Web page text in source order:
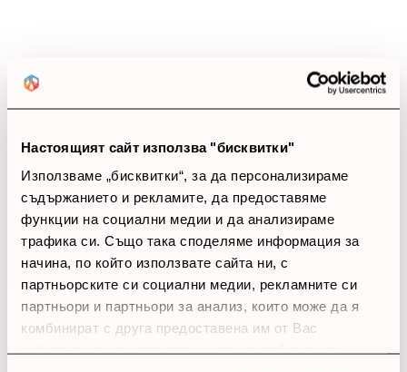
Настоящият сайт използва "бисквитки"
Използваме „бисквитки“, за да персонализираме
съдържанието и рекламите, да предоставяме
функции на социални медии и да анализираме
трафика си. Също така споделяме информация за
начина, по който използвате сайта ни, с
партньорските си социални медии, рекламните си
партньори и партньори за анализ, които може да я
комбинират с друга предоставена им от Вас
информация или с такава, която са събрали от